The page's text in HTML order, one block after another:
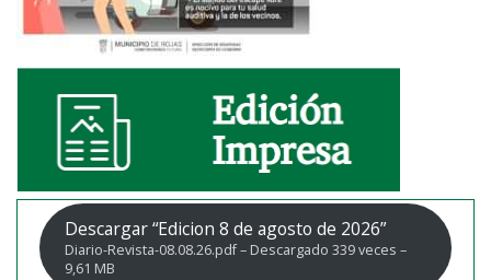
Descargar “Edicion 8 de agosto de 2026”
Diario-Revista-08.08.26.pdf – Descargado 339 veces –
9,61 MB